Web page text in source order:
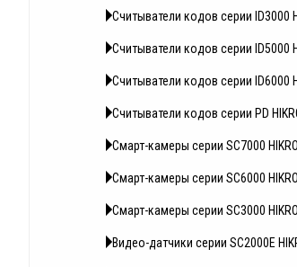
Считыватели кодов серии ID3000
Считыватели кодов серии ID5000
Считыватели кодов серии ID6000
Считыватели кодов серии PD
Смарт-камеры серии SC7000
Смарт-камеры серии SC6000
Смарт-камеры серии SC3000
Видео-датчики серии SC2000E